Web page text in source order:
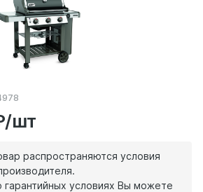
шт
распространяются условия
условиях Вы можете